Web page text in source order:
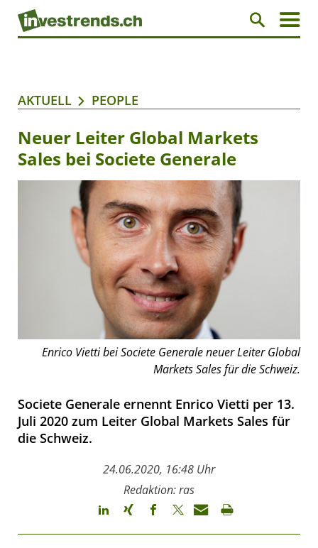
AKTUELL PEOPLE
Neuer Leiter Global Markets
Sales bei Societe Generale
Enrico Vietti bei Societe Generale neuer Leiter Global
Markets Sales für die Schweiz.
Societe Generale ernennt Enrico Vietti per 13.
Juli 2020 zum Leiter Global Markets Sales für
die Schweiz.
24.06.2020, 16:48 Uhr
Redaktion: ras